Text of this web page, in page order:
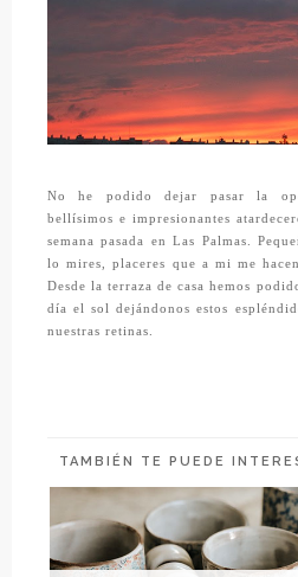
No he podido dejar pasar la
bellísimos e impresionantes
semana pasada en Las Palmas.
lo mires, placeres que a mi me
Desde la terraza de casa hemos
día el sol dejándonos estos
nuestras retinas.
TAMBIÉN TE PUEDE